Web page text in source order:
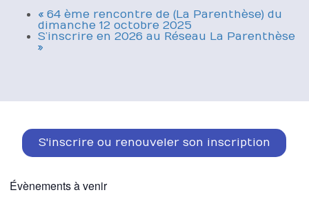
« 64 ème rencontre de (La Parenthèse) du
dimanche 12 octobre 2025
S’inscrire en 2026 au Réseau La Parenthèse
»
S'inscrire ou renouveler son inscription
Évènements à venir